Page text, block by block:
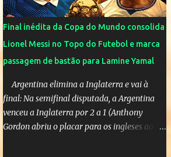
vezes, Debinha, Andressa Alves e Bia
Zaneratto foram autoras dos gols. Juliette,
embaixadora ‎@Globoplay mandou um xero
para as meninas e falou do seu orgulho.
Final inédita da Copa do Mundo consolida
Lionel Messi no Topo do Futebol e marca
passagem de bastão para Lamine Yamal
Argentina elimina a Inglaterra e vai à
final: Na semifinal disputada, a Argentina
venceu a Inglaterra por 2 a 1 (Anthony
Gordon abriu o placar para os ingleses aos